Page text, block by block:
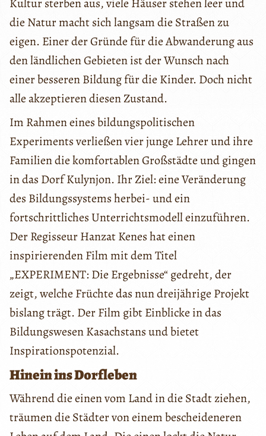
die Natur macht sich langsam die Straßen zu
eigen. Einer der Gründe für die Abwanderung aus
den ländlichen Gebieten ist der Wunsch nach
einer besseren Bildung für die Kinder. Doch nicht
alle akzeptieren diesen Zustand.
Im Rahmen eines bildungspolitischen
Experiments verließen vier junge Lehrer und ihre
Familien die komfortablen Großstädte und gingen
in das Dorf Kulynjon. Ihr Ziel: eine Veränderung
des Bildungssystems herbei- und ein
fortschrittliches Unterrichtsmodell einzuführen.
Der Regisseur Hanzat Kenes hat einen
inspirierenden Film mit dem Titel
„EXPERIMENT: Die Ergebnisse“ gedreht, der
zeigt, welche Früchte das nun dreijährige Projekt
bislang trägt. Der Film gibt Einblicke in das
Bildungswesen Kasachstans und bietet
Inspirationspotenzial.
Hinein ins Dorfleben
Während die einen vom Land in die Stadt ziehen,
träumen die Städter von einem bescheideneren